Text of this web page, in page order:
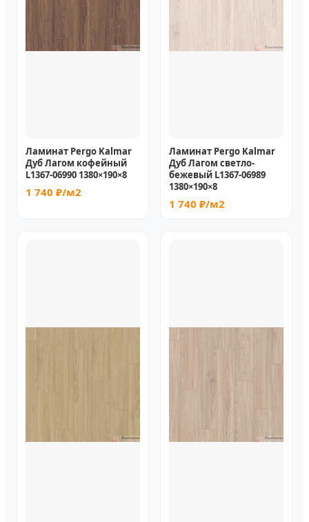
Ламинат Pergo Kalmar
Дуб Лагом кофейный
L1367-06990 1380×190×8
1 740 ₽/м2
Ламинат Pergo Kalmar
Дуб Лагом светло-
бежевый L1367-06989
1380×190×8
1 740 ₽/м2